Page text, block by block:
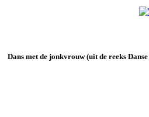
Dans met de jonkvrouw (uit de reeks